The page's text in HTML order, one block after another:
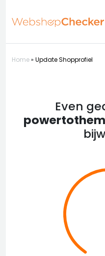
Home» Update Shopprofiel
Even